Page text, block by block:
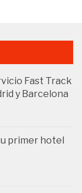
Fast Track
y Barcelona
primer hotel